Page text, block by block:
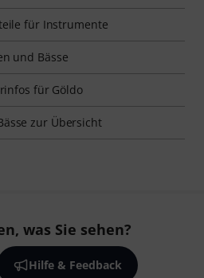
für Instrumente
und Bässe
für Göldo
zur Übersicht
was Sie sehen?
Hilfe & Feedback